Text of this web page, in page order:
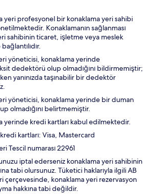
yeri profesyonel bir konaklama yeri sahibi
Konaklamanın sağlanması
sahibinin ticaret, işletme veya meslek
yöneticisi, konaklama yerinde
dedektörü olup olmadığını bildirmemiştir;
yanınızda taşınabilir bir dedektör
yöneticisi, konaklama yerinde bir duman
olmadığını belirtmemiştir.
yerinde kredi kartları kabul edilmektedir.
kartları: Visa, Mastercard
Tescil numarası 22961
iptal ederseniz konaklama yeri sahibinin
tabi olursunuz. Tüketici haklarıyla ilgili AB
çerçevesinde, konaklama yeri rezervasyon
hakkına tabi değildir.